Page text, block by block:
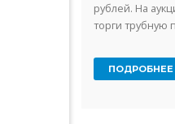
рублей. На
торги трубную
ПОДРОБНЕЕ